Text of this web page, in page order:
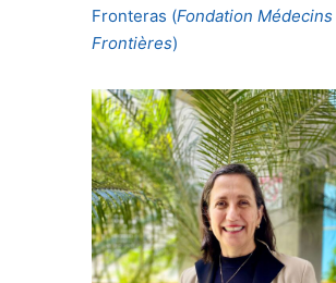
Fronteras (Fondation Médecins
Frontières)